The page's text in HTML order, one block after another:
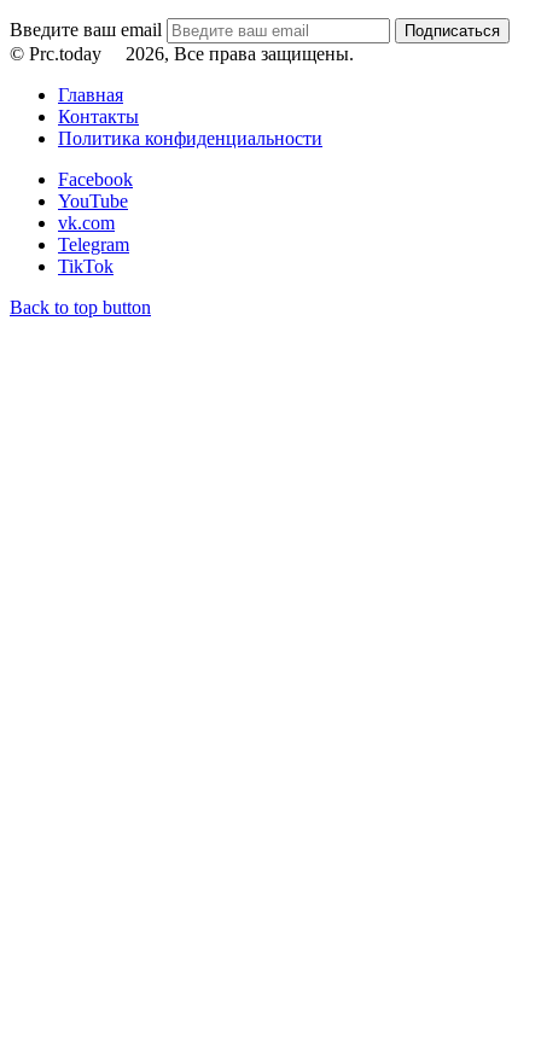
Введите ваш email
© Prc.today
2026, Все права защищены.
Главная
Контакты
Политика конфиденциальности
Facebook
YouTube
vk.com
Telegram
TikTok
Back to top button